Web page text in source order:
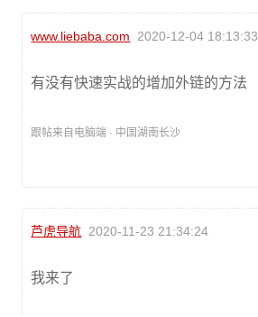
www.liebaba.com 2020-12-04 18:13:33
有没有快速实战的增加外链的方法
跟帖来自电脑端 · 中国湖南长沙
芦虎导航 2020-11-23 21:34:24
我来了